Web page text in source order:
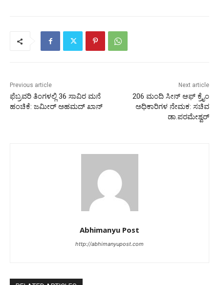
Previous article
ಫೆಬ್ರವರಿ ತಿಂಗಳಲ್ಲಿ 36 ಸಾವಿರ ಮನೆ
ಹಂಚಿಕೆ: ಜಮೀರ್ ಅಹಮದ್ ಖಾನ್
Next article
206 ಮಂದಿ ಸೀನ್ ಆಫ್ ಕ್ರೈಂ
ಅಧಿಕಾರಿಗಳ ನೇಮಕ: ಸಚಿವ
ಡಾ.ಪರಮೇಶ್ವರ್
Abhimanyu Post
http://abhimanyupost.com